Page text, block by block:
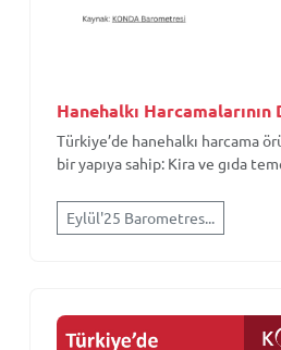
Hanehalkı Harcamalarının
Türkiye’de hanehalkı harcama
bir yapıya sahip: Kira ve gıda
Eylül'25 Barometres...